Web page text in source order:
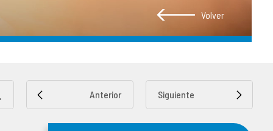
Volver
Anterior Siguiente